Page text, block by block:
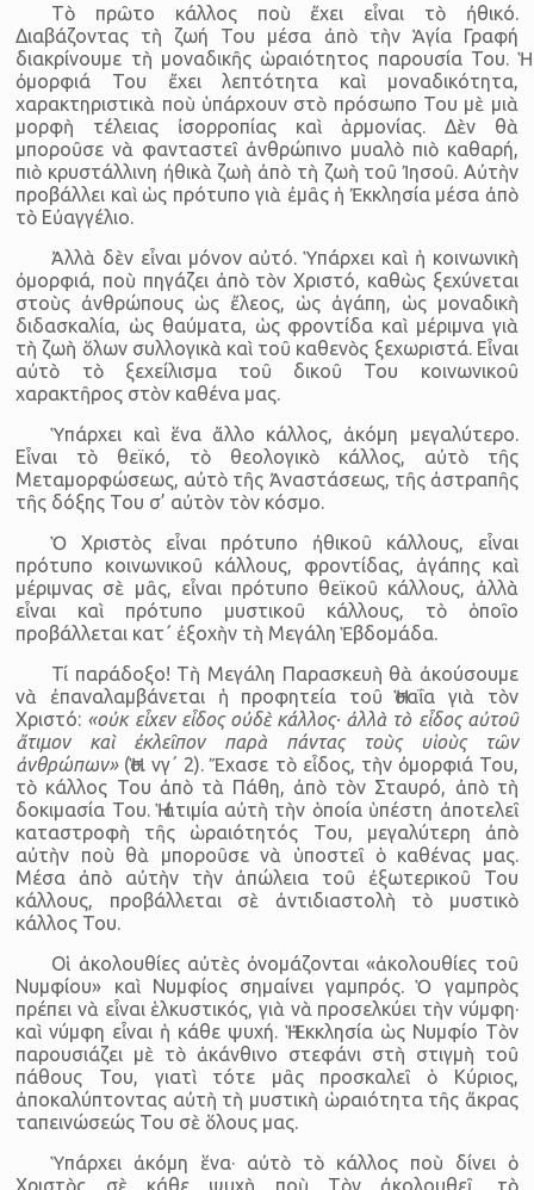
Τὸ πρῶτο κάλλος ποὺ ἔχει εἶναι τὸ ἠθικό.
Διαβάζοντας τὴ ζωή Του μέσα ἀπὸ τὴν Ἁγία Γραφή
διακρίνουμε τὴ μοναδικῆς ὡραιότητος παρουσία Του. Ἡ
ὀμορφιά Του ἔχει λεπτότητα καὶ μοναδικότητα,
χαρακτηριστικὰ ποὺ ὑπάρχουν στὸ πρόσωπο Του μὲ μιὰ
μορφὴ τέλειας ἰσορροπίας καὶ ἁρμονίας. Δὲν θὰ
μποροῦσε νὰ φανταστεῖ ἀνθρώπινο μυαλὸ πιὸ καθαρή,
πιὸ κρυστάλλινη ἠθικὰ ζωὴ ἀπὸ τὴ ζωὴ τοῦ Ἰησοῦ. Αὐτὴν
προβάλλει καὶ ὡς πρότυπο γιὰ ἐμᾶς ἡ Ἐκκλησία μέσα ἀπὸ
τὸ Εὐαγγέλιο.
Ἀλλὰ δὲν εἶναι μόνον αὐτό. Ὑπάρχει καὶ ἡ κοινωνικὴ
ὀμορφιά, ποὺ πηγάζει ἀπὸ τὸν Χριστό, καθὼς ξεχύνεται
στοὺς ἀνθρώπους ὡς ἔλεος, ὡς ἀγάπη, ὡς μοναδικὴ
διδασκαλία, ὡς θαύματα, ὡς φροντίδα καὶ μέριμνα γιὰ
τὴ ζωὴ ὅλων συλλογικὰ καὶ τοῦ καθενὸς ξεχωριστά. Εἶναι
αὐτὸ τὸ ξεχείλισμα τοῦ δικοῦ Του κοινωνικοῦ
χαρακτῆρος στὸν καθένα μας.
Ὑπάρχει καὶ ἕνα ἄλλο κάλλος, ἀκόμη μεγαλύτερο.
Εἶναι τὸ θεϊκό, τὸ θεολογικὸ κάλλος, αὐτὸ τῆς
Μεταμορφώσεως, αὐτὸ τῆς Ἀναστάσεως, τῆς ἀστραπῆς
τῆς δόξης Του σ’ αὐτὸν τὸν κόσμο.
Ὁ Χριστὸς εἶναι πρότυπο ἠθικοῦ κάλλους, εἶναι
πρότυπο κοινωνικοῦ κάλλους, φροντίδας, ἀγάπης καὶ
μέριμνας σὲ μᾶς, εἶναι πρότυπο θεϊκοῦ κάλλους, ἀλλὰ
εἶναι καὶ πρότυπο μυστικοῦ κάλλους, τὸ ὁποῖο
προβάλλεται κατ΄ ἐξοχὴν τὴ Μεγάλη Ἑβδομάδα.
Τί παράδοξο! Τὴ Μεγάλη Παρασκευὴ θὰ ἀκούσουμε
νὰ ἐπανα­λαμβάνεται ἡ προφητεία τοῦ Ἡσαΐα γιὰ τὸν
Χριστό: «οὐκ εἶχεν εἶδος οὐδὲ κάλλος· ἀλλὰ τὸ εἶδος αὐτοῦ
ἄτιμον καὶ ἐκλεῖπον παρὰ πάντας τοὺς υἱοὺς τῶν
ἀνθρώπων» (Ἡσ. νγ΄ 2). Ἔχασε τὸ εἶδος, τὴν ὀμορφιά Του,
τὸ κάλλος Του ἀπὸ τὰ Πάθη, ἀπὸ τὸν Σταυρό, ἀπὸ τὴ
δοκιμασία Του. Ἡ ἀτιμία αὐτὴ τὴν ὁποία ὑπέστη ἀποτελεῖ
καταστροφὴ τῆς ὡραιότητός Του, μεγαλύτερη ἀπὸ
αὐτὴν ποὺ θὰ μποροῦσε νὰ ὑποστεῖ ὁ καθένας μας.
Μέσα ἀπὸ αὐτὴν τὴν ἀπώλεια τοῦ ἐξωτερικοῦ Του
κάλλους, προβάλλεται σὲ ἀντιδιαστολὴ τὸ μυστικὸ
κάλλος Του.
Οἱ ἀκολουθίες αὐτὲς ὀνομάζονται «ἀκολουθίες τοῦ
Νυμφίου» καὶ Νυμφίος σημαίνει γαμπρός. Ὁ γαμπρὸς
πρέπει νὰ εἶναι ἑλκυστικός, γιὰ νὰ προσελκύει τὴν νύμφη·
καὶ νύμφη εἶναι ἡ κάθε ψυχή. Ἡ Ἐκκλησία ὡς Νυμφίο Τὸν
παρουσιάζει μὲ τὸ ἀκάνθινο στεφάνι στὴ στιγμὴ τοῦ
πάθους Του, γιατὶ τότε μᾶς προσκαλεῖ ὁ Κύριος,
ἀποκαλύπτοντας αὐτὴ τὴ μυστικὴ ὡραιότητα τῆς ἄκρας
ταπεινώσεώς Του σὲ ὅλους μας.
Ὑπάρχει ἀκόμη ἕνα· αὐτὸ τὸ κάλλος ποὺ δίνει ὁ
Χριστὸς σὲ κάθε ψυχὴ ποὺ Τὸν ἀκολουθεῖ, τὸ